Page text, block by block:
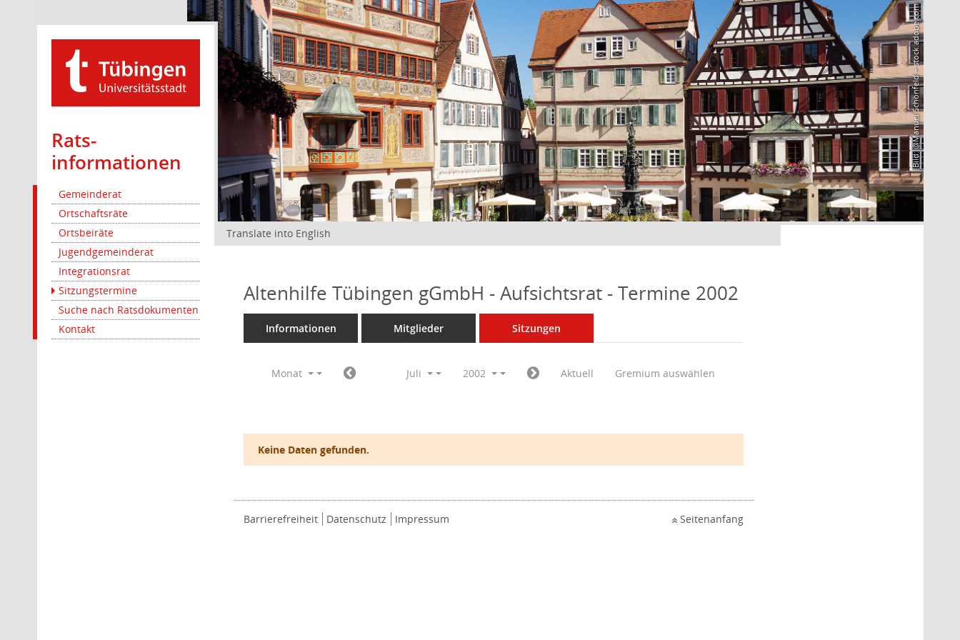
Rats­
informationen
Gemeinderat
Ortschaftsräte
Ortsbeiräte
Jugendgemeinderat
Integrationsrat
Sitzungstermine
Suche nach Ratsdokumenten
Kontakt
Bild: @Manuel Schönfeld – stock.adobe.com
Translate into English
Altenhilfe Tübingen gGmbH - Aufsichtsrat - Termine 2002
Informationen Mitglieder Sitzungen
Monat Juli 2002 Aktuell Gremium auswählen
Keine Daten gefunden.
Barrierefreiheit Datenschutz Impressum Seitenanfang